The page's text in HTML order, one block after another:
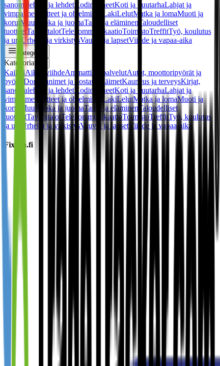
sanomalehdet ja lehdetKodinkoneetKoti ja puutarhaLahjat ja
vimpaimet
Laitteet ja ohjelmistot LakiLelutMatka ja lomaMuoti ja
korutMuu Ruoka ja juomaTaide ja eläminen Taloudelliset
tuotteetTavaratalotTelekommunikaatioToimistoTreffitTyö, koulutus
ja ura Urheilu ja virkistysVauvat ja lapsetViihde ja vapaa-aika
Kategoriat
Kategoriat
KaikkiAikuisviihdeAmmattilaispalvelutAutot, moottoripyörät ja
pyörät Domainnimet ja hostaus EläimetKauneus ja terveysKirjat,
sanomalehdet ja lehdetKodinkoneetKoti ja puutarhaLahjat ja
vimpaimet
Laitteet ja ohjelmistot LakiLelutMatka ja lomaMuoti ja
korut
MuuRuoka ja juomaTaide ja eläminen Taloudelliset
tuotteetTavaratalotTelekommunikaatioToimistoTreffitTyö, koulutus
ja ura
Urheilu ja virkistysVauvat ja lapsetViihde ja vapaa-aika
Fixura.fi